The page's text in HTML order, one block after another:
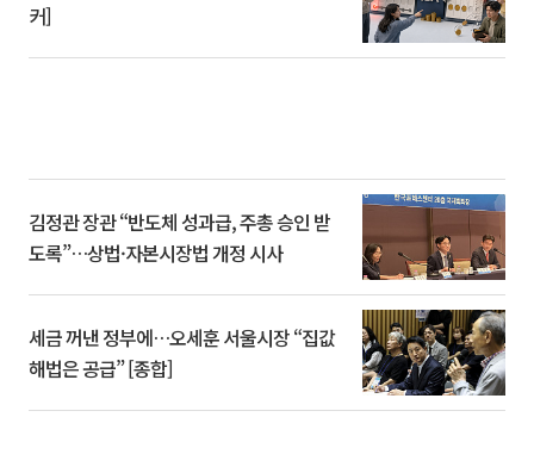
커]
김정관 장관 “반도체 성과급, 주총 승인 받
도록”…상법·자본시장법 개정 시사
세금 꺼낸 정부에…오세훈 서울시장 “집값
해법은 공급” [종합]